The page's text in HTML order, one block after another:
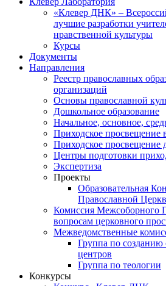
«Клевер ДНК» –
лучшие разработки
нравственной культуры
Курсы
Документы
Направления
Реестр православных
организаций
Основы православной
Дошкольное образование
Начальное, основное,
Приходское просвещение
Приходское просвещение
Центры подготовки
Экспертиза
Проекты
Образовательная
Православной
Комиссия Межсоборного
вопросам церковного
Межведомственные
Группа по созданию
центров
Группа по теологии
Конкурсы